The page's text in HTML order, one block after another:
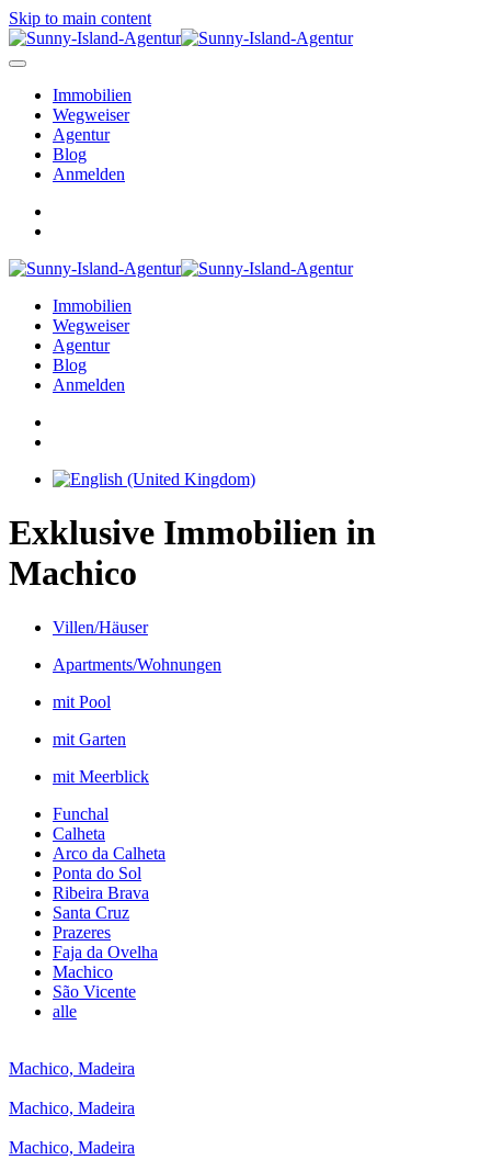
Skip to main content
Immobilien
Wegweiser
Agentur
Blog
Anmelden
Immobilien
Wegweiser
Agentur
Blog
Anmelden
Exklusive Immobilien in
Machico
Villen/Häuser
Apartments/Wohnungen
mit Pool
mit Garten
mit Meerblick
Funchal
Calheta
Arco da Calheta
Ponta do Sol
Ribeira Brava
Santa Cruz
Prazeres
Faja da Ovelha
Machico
São Vicente
alle
Machico, Madeira
Machico, Madeira
Machico, Madeira